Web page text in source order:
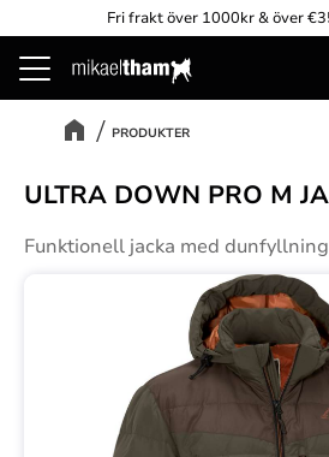
Meny
Fri frakt över 1000kr & över
PRODUKTER
ULTRA DOWN PRO M
Funktionell jacka med